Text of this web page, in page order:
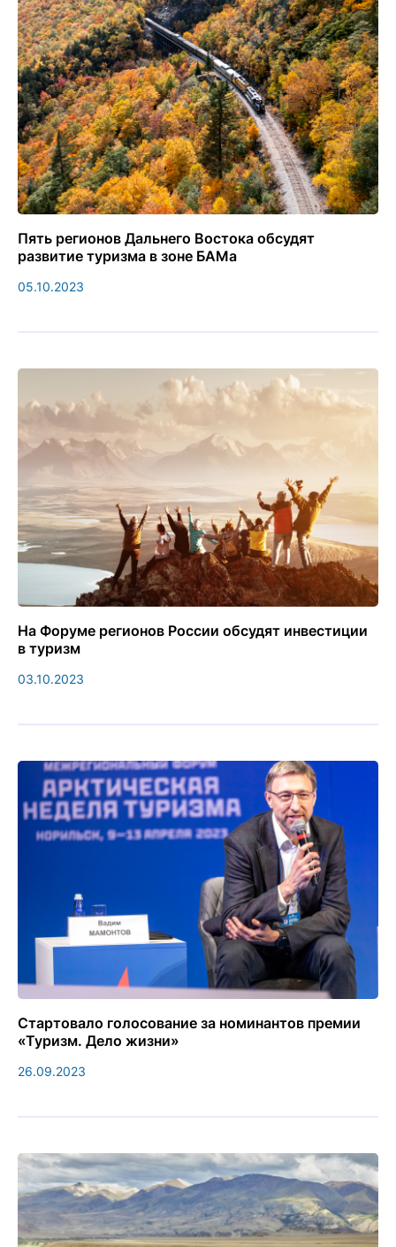
Пять регионов Дальнего Востока обсудят
развитие туризма в зоне БАМа
05.10.2023
На Форуме регионов России обсудят инвестиции
в туризм
03.10.2023
Стартовало голосование за номинантов премии
«Туризм. Дело жизни»
26.09.2023